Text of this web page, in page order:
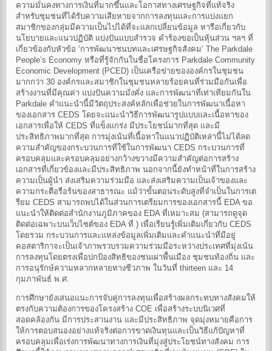
ความมั่นคงทางการเงินที่มากขึ้นและโอกาสทางเศรษฐกิจที่แท้จริง
สำหรับชุมชนที่ได้รับความเสียหายจากการลงทุนและการแบ่งแยก
สมาชิกของกลุ่มมีความเป็นไปได้ที่จะแลกเปลี่ยนข้อมูล หารือเกี่ยวกับ
นโยบายและแนวปฏิบัติ แบ่งปันแบบสำรวจ คำร้องขอเป็นหุ้นส่วน ฯลฯ ที่
เกี่ยวข้องกับหัวข้อ ‘การพัฒนาชนบทและเศรษฐกิจสังคม’ The Parkdale
People’s Economy หรือที่รู้จักกันในชื่อโครงการ Parkdale Community
Economic Development (PCED) เป็นเครือข่ายขององค์กรในชุมชน
มากกว่า 30 องค์กรและสมาชิกในชุมชนหลายร้อยคนที่ร่วมมือกันเพื่อ
สร้างงานที่มีคุณค่า แบ่งปันความมั่งคั่ง และการพัฒนาที่เท่าเทียมกันใน
Parkdale คำแนะนำนี้มีวัตถุประสงค์หลักเพื่อช่วยในการพัฒนาเนื้อหา
ของเอกสาร CEDS โดยจะแนะนำวิธีการพัฒนารูปแบบและเนื้อหาของ
เอกสารเพื่อให้ CEDS ที่แข็งแกร่ง มีประโยชน์มากที่สุด และมี
ประสิทธิภาพมากที่สุด การมุ่งเน้นที่เนื้อหาในแนวปฏิบัติเหล่านี้ไม่ได้ลด
ความสำคัญของกระบวนการที่ใช้ในการพัฒนา CEDS กระบวนการที่
ครอบคลุมและครอบคลุมอย่างกว้างขวางมีความสำคัญต่อการสร้าง
เอกสารที่เกี่ยวข้องและมีประสิทธิภาพ นอกจากนี้ยังทำหน้าที่ในการสร้าง
ความเป็นผู้นำ ส่งเสริมความร่วมมือ และส่งเสริมความเป็นเจ้าของและ
ความกระตือรือร้นของสาธารณะ แม้ว่าขั้นตอนระดับสูงที่จำเป็นในการเต
รียม CEDS สามารถพบได้ในส่วนการเตรียมการของเอกสารนี้ EDA ขอ
แนะนำให้ติดต่อสำนักงานภูมิภาคของ EDA ที่เหมาะสม (สามารถดูจุด
ติดต่อเฉพาะบนเว็บไซต์ของ EDA ที่ ) เพื่อเรียนรู้เพิ่มเติมเกี่ยวกับ CEDS
โดยรวม กระบวนการและแหล่งข้อมูลเพิ่มเติมและคำแนะนำที่มีอยู่
คอสตาริกาจะเป็นเจ้าภาพรวบรวมความร่วมมือระหว่างประเทศที่มุ่งเน้น
การลงทุนโดยตรงเพื่อปกป้องสิทธิของชนเผ่าพื้นเมือง ชุมชนท้องถิ่น และ
การอนุรักษ์ความหลากหลายทางชีวภาพ ในวันที่ thirteen และ 14
กุมภาพันธ์ พ.ศ.
การศึกษายังเสนอแนะการจับคู่การลงทุนเพื่อสร้างผลกระทบทางสังคมให้
ตรงกับความต้องการของโครงสร้าง COE เพื่อสร้างระบบนิเวศที่
สอดคล้องกัน มีการประสานงาน และมีประสิทธิภาพ จุดมุ่งหมายคือการ
ให้การตอบสนองอย่างแท้จริงต่อการขาดเงินทุนและเป็นวิธีแก้ปัญหาที่
ครอบคลุมเพื่อเร่งการพัฒนาทางการเงินที่มุ่งสู่ประโยชน์ทางสังคม การ